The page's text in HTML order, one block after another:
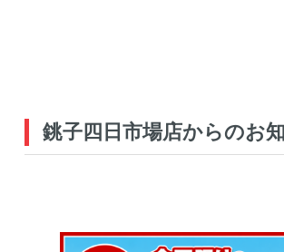
銚子四日市場店からのお